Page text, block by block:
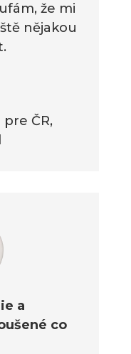
že mi
nějakou
ČR,
a
co